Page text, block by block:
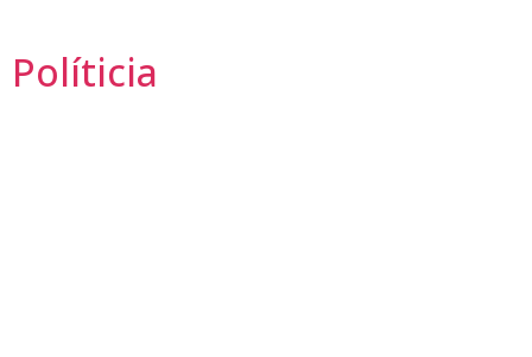
Políticia